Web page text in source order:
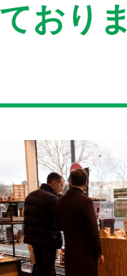
おりま